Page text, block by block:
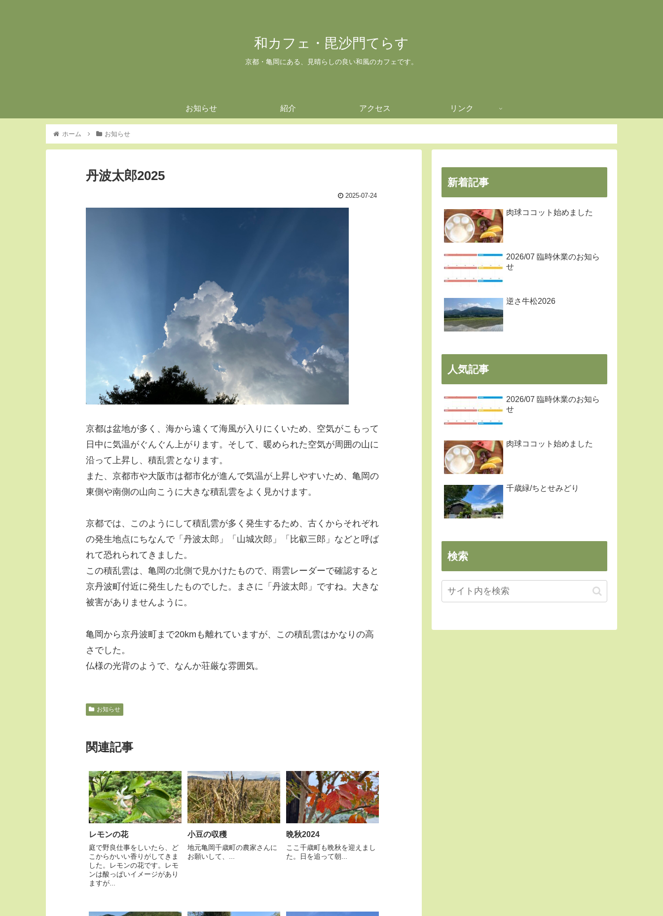
和カフェ・毘沙門てらす
京都・亀岡にある、見晴らしの良い和風のカフェです。
お知らせ 紹介 アクセス リンク
ホーム お知らせ
丹波太郎2025
2025-07-24
京都は盆地が多く、海から遠くて海風が入りにくいため、空気がこもって
日中に気温がぐんぐん上がります。そして、暖められた空気が周囲の山に
沿って上昇し、積乱雲となります。
また、京都市や大阪市は都市化が進んで気温が上昇しやすいため、亀岡の
東側や南側の山向こうに大きな積乱雲をよく見かけます。
京都では、このようにして積乱雲が多く発生するため、古くからそれぞれ
の発生地点にちなんで「丹波太郎」「山城次郎」「比叡三郎」などと呼ば
れて恐れられてきました。
この積乱雲は、亀岡の北側で見かけたもので、雨雲レーダーで確認すると
京丹波町付近に発生したものでした。まさに「丹波太郎」ですね。大きな
被害がありませんように。
亀岡から京丹波町まで20kmも離れていますが、この積乱雲はかなりの高
さでした。
仏様の光背のようで、なんか荘厳な雰囲気。
お知らせ
関連記事
レモンの花
庭で野良仕事をしいたら、ど
こからかいい香りがしてきま
した。レモンの花です。レモ
ンは酸っぱいイメージがあり
ますが...
小豆の収穫
地元亀岡千歳町の農家さんに
お願いして、...
晩秋2024
ここ千歳町も晩秋を迎えまし
た。日を追って朝...
新着記事
肉球ココット始めました
2026/07 臨時休業のお知ら
せ
逆さ牛松2026
人気記事
2026/07 臨時休業のお知ら
せ
肉球ココット始めました
千歳緑/ちとせみどり
検索